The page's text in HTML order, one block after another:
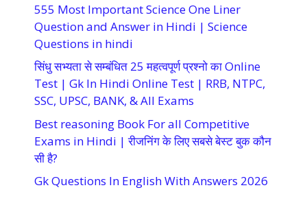
555 Most Important Science One Liner
Question and Answer in Hindi | Science
Questions in hindi
सिंधु सभ्यता से सम्बंधित 25 महत्वपूर्ण प्रश्नो का Online
Test | Gk In Hindi Online Test | RRB, NTPC,
SSC, UPSC, BANK, & All Exams
Best reasoning Book For all Competitive
Exams in Hindi | रीजनिंग के लिए सबसे बेस्ट बुक कौन
सी है?
Gk Questions In English With Answers 2026